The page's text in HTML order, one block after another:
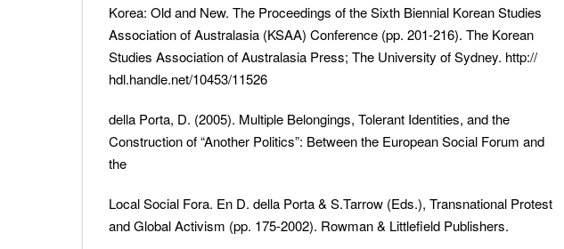
Korea: Old and New. The Proceedings of the Sixth Biennial Korean Studies
Association of Australasia (KSAA) Conference (pp. 201-216). The Korean
Studies Association of Australasia Press; The University of Sydney. http://
hdl.handle.net/10453/11526
della Porta, D. (2005). Multiple Belongings, Tolerant Identities, and the
Construction of “Another Politics”: Between the European Social Forum and
the
Local Social Fora. En D. della Porta & S.Tarrow (Eds.), Transnational Protest
and Global Activism (pp. 175-2002). Rowman & Littlefield Publishers.